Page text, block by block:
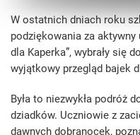
W ostatnich dniach roku
podziękowania za aktywny
dla Kaperka”, wybrały się
wyjątkowy przegląd bajek
Była to niezwykła podróż
dziadków. Uczniowie z
dawnych dobranocek,